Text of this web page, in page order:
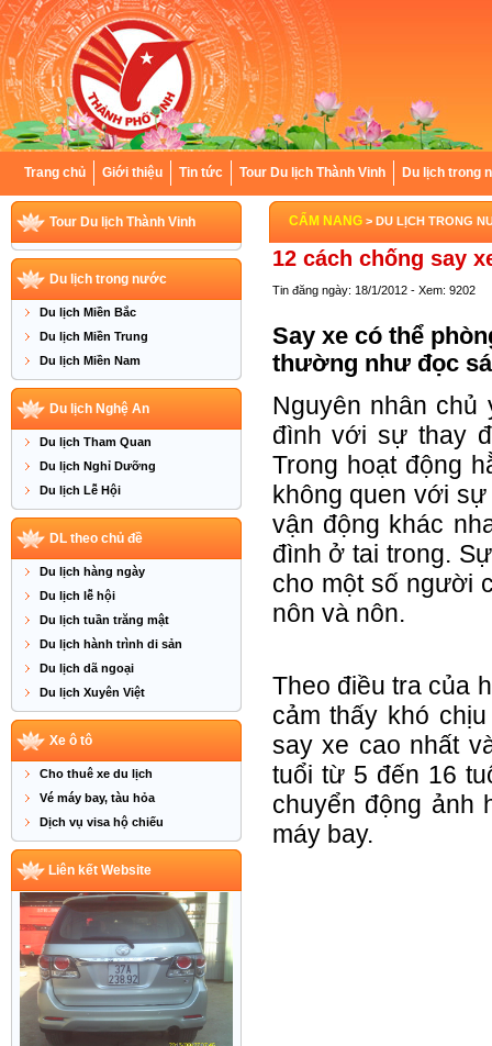
Trang chủ Giới thiệu Tin tức Tour Du lịch Thành Vinh Du lịch trong
Tour Du lịch Thành Vinh
Du lịch trong nước
Du lịch Miền Bắc
Du lịch Miền Trung
Du lịch Miền Nam
Du lịch Nghệ An
Du lịch Tham Quan
Du lịch Nghỉ Dưỡng
Du lịch Lễ Hội
DL theo chủ đề
Du lịch hàng ngày
Du lịch lễ hội
Du lịch tuần trăng mật
Du lịch hành trình di sản
Du lịch dã ngoại
Du lịch Xuyên Việt
Xe ô tô
Cho thuê xe du lịch
Vé máy bay, tàu hỏa
Dịch vụ visa hộ chiếu
Liên kết Website
CẨM NANG > DU LỊCH TRONG
12 cách chống say
Tin đăng ngày: 18/1/2012 - Xem: 9202
Say xe có thể
thường như đọc
Nguyên nhân
đình với sự thay
Trong hoạt động
không quen với
vận động khác
đình ở tai trong.
cho một số người
nôn và nôn.
Theo điều tra của
cảm thấy khó
say xe cao nhất
tuổi từ 5 đến 16
chuyển động ảnh
máy bay.